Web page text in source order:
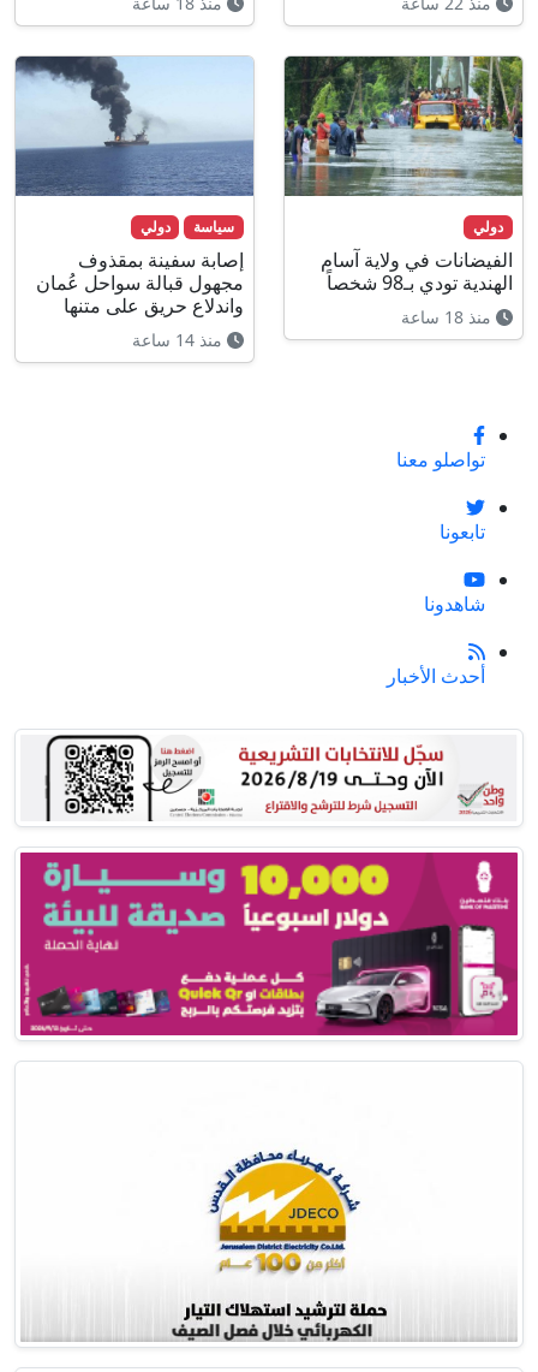
دولي
الفيضانات في ولاية آسام
الهندية تودي بـ98 شخصاً
منذ 18 ساعة
سياسة دولي
إصابة سفينة بمقذوف
مجهول قبالة سواحل عُمان
واندلاع حريق على متنها
منذ 14 ساعة
تواصلو معنا
تابعونا
شاهدونا
أحدث الأخبار